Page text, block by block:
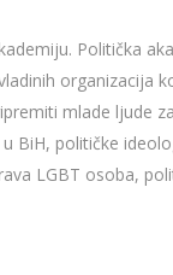
Politička
mlade ljude
političke
LGBT osoba,